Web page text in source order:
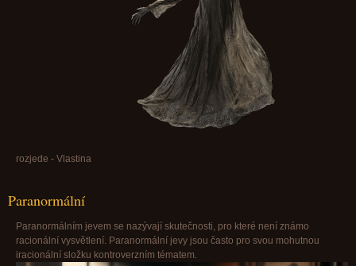
rozjede - Vlastina
Paranormální
Paranormálním jevem se nazývají skutečnosti, pro které není známo
racionální vysvětlení. Paranormální jevy jsou často pro svou mohutnou
iracionální složku kontroverzním tématem.